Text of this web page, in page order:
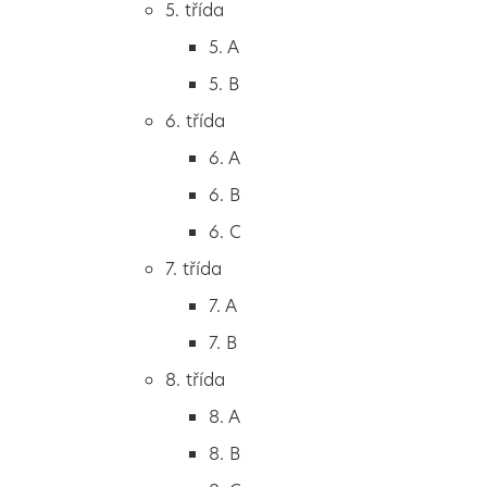
2. B
3. A
4. A
5. A
5. třída
5. A
5. B
6. třída
6. A
6. B
6. C
7. třída
7. A
7. B
8. třída
8. A
8. B